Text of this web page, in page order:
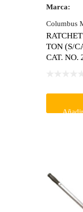
Marca:
Columbus
TON (S/
CAT. NO.